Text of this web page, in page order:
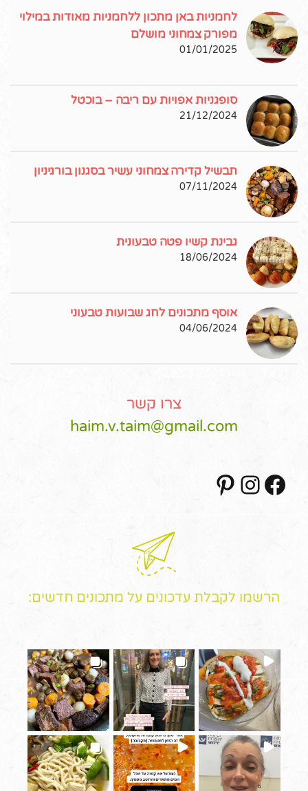
לחמניות באן מתכון ללחמניות מאודות במילוי
מפורק צמחוני מושלם
01/01/2025
סופגניות אפויות עם ריבה – בוכטל
21/12/2024
תבשיל קדירה צמחוני עשיר בסגנון בורגיניון
07/11/2024
גבינת קשיו פטה טבעונית
18/06/2024
אוסף מתכונים לחג שבועות טבעוני
04/06/2024
צרו קשר
haim.v.taim@gmail.com
Facebook
Instagram
הרשמו לקבלת עדכונים על מתכונים חדשים: